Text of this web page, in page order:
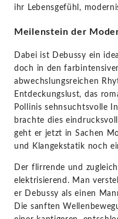
ihr Lebensgefühl,
Meilenstein der
Dabei ist Debussy ein
doch in den
abwechslungsreichen
Entdeckungslust, das
Pollinis sehnsuchtsvolle
brachte dies
geht er jetzt in Sachen
und Klangekstatik noch
Der flirrende und
elektrisierend. Man
er Debussy als einen
Die sanften